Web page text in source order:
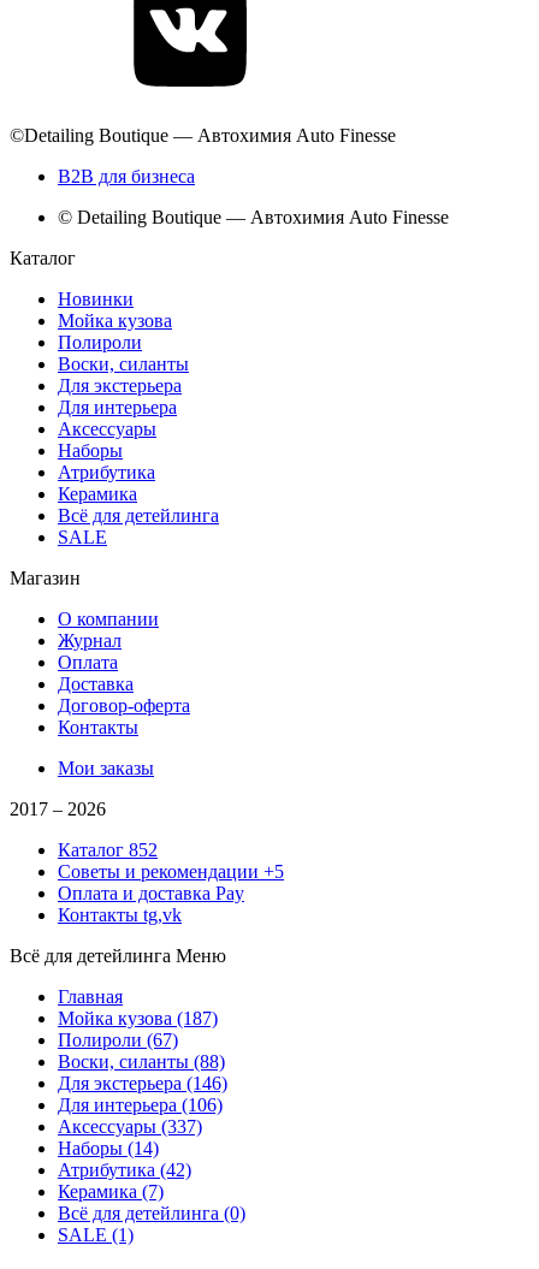
©Detailing Boutique — Автохимия Auto Finesse
B2B для бизнеса
© Detailing Boutique — Автохимия Auto Finesse
Каталог
Новинки
Мойка кузова
Полироли
Воски, силанты
Для экстерьера
Для интерьера
Аксессуары
Наборы
Атрибутика
Керамика
Всё для детейлинга
SALE
Магазин
О компании
Журнал
Оплата
Доставка
Договор-оферта
Контакты
Мои заказы
2017 – 2026
Каталог 852
Советы и рекомендации +5
Оплата и доставка Pay
Контакты tg,vk
Всё для детейлинга Меню
Главная
Мойка кузова (187)
Полироли (67)
Воски, силанты (88)
Для экстерьера (146)
Для интерьера (106)
Аксессуары (337)
Наборы (14)
Атрибутика (42)
Керамика (7)
Всё для детейлинга (0)
SALE (1)